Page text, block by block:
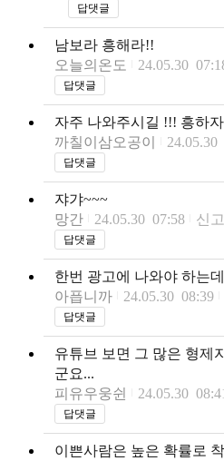
답댓글
남보라 흥해라!!
오늘의온도
24.05.30
답댓글
자주 나와주시길 !!! 흥하자
까칠이삼오공이
24.05.30
답댓글
쟈갸~~~
망간
24.05.30 07:58 신고
답댓글
한번 광고에 나와야 하는
아픕니까
24.05.30 08:39
답댓글
유튜브 보면 그 많은 형제
군요...
피유우웅쉰
24.05.30
답댓글
이쁜사람은 높은 확률로